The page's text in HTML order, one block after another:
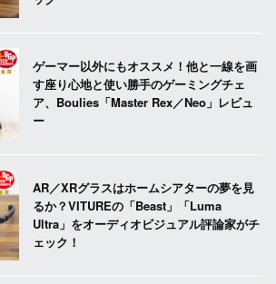
ゲーマー以外にもオススメ！他と一線を画
す座り心地と使い勝手のゲーミングチェ
ア、Boulies「Master Rex／Neo」レビュ
ー
AR／XRグラスはホームシアターの夢を見
るか？VITUREの「Beast」「Luma
Ultra」をオーディオビジュアル評論家がチ
ェック！